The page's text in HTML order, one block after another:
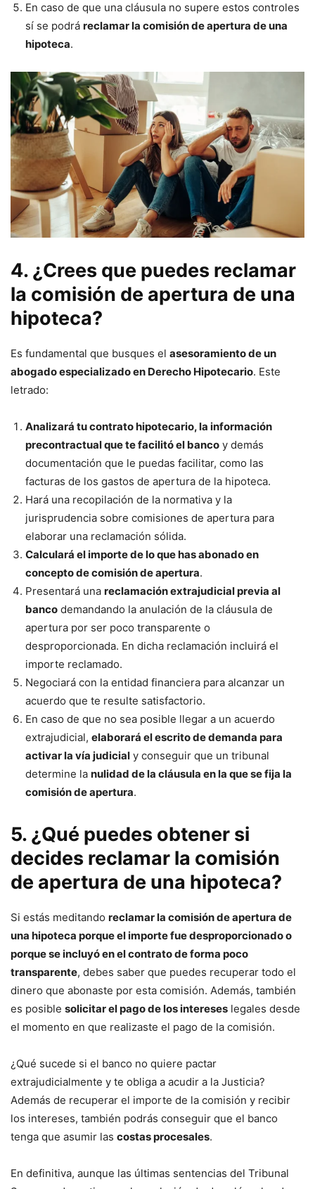
En caso de que una cláusula no supere estos controles
sí se podrá reclamar la comisión de apertura de una
hipoteca.
4. ¿Crees que puedes reclamar
la comisión de apertura de una
hipoteca?
Es fundamental que busques el asesoramiento de un
abogado especializado en Derecho Hipotecario. Este
letrado:
Analizará tu contrato hipotecario, la información
precontractual que te facilitó el banco y demás
documentación que le puedas facilitar, como las
facturas de los gastos de apertura de la hipoteca.
Hará una recopilación de la normativa y la
jurisprudencia sobre comisiones de apertura para
elaborar una reclamación sólida.
Calculará el importe de lo que has abonado en
concepto de comisión de apertura.
Presentará una reclamación extrajudicial previa al
banco demandando la anulación de la cláusula de
apertura por ser poco transparente o
desproporcionada. En dicha reclamación incluirá el
importe reclamado.
Negociará con la entidad financiera para alcanzar un
acuerdo que te resulte satisfactorio.
En caso de que no sea posible llegar a un acuerdo
extrajudicial, elaborará el escrito de demanda para
activar la vía judicial y conseguir que un tribunal
determine la nulidad de la cláusula en la que se fija la
comisión de apertura.
5. ¿Qué puedes obtener si
decides reclamar la comisión
de apertura de una hipoteca?
Si estás meditando reclamar la comisión de apertura de
una hipoteca porque el importe fue desproporcionado o
porque se incluyó en el contrato de forma poco
transparente, debes saber que puedes recuperar todo el
dinero que abonaste por esta comisión. Además, también
es posible solicitar el pago de los intereses legales desde
el momento en que realizaste el pago de la comisión.
¿Qué sucede si el banco no quiere pactar
extrajudicialmente y te obliga a acudir a la Justicia?
Además de recuperar el importe de la comisión y recibir
los intereses, también podrás conseguir que el banco
tenga que asumir las costas procesales.
En definitiva, aunque las últimas sentencias del Tribunal